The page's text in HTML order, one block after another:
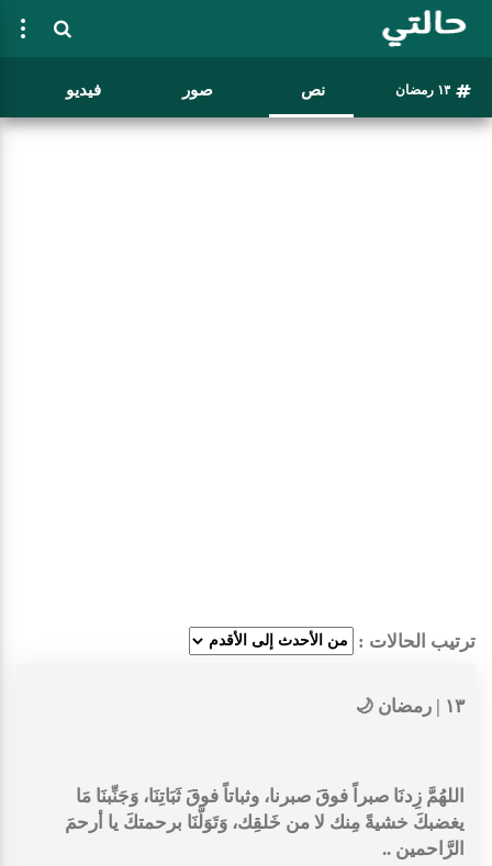
١٣ رمضان نص صور فيديو
ترتيب الحالات :
١٣ | رمضان 🌙
اللهُمَّ زِدنَا صبراً فوقَ صبرنا، وثباتاً فوقَ ثَبَاتِنَا، وَجَنِّبنَا مَا
يغضبكَ خشيةً مِنك لا من خَلقِك، وَتَوَلَّنَا برحمتكَ يا أرحمَ
الرَّاحمين ..